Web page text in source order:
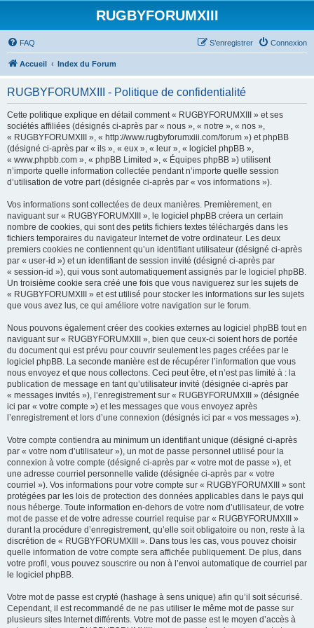
RUGBYFORUMXIII
FAQ Connexion
S’enregistrer
Accueil Index du Forum
RUGBYFORUMXIII - Politique de confidentialité
Cette politique explique en détail comment « RUGBYFORUMXIII » et ses
sociétés affiliées (désignés ci-après par « nous », « notre », « nos »,
« RUGBYFORUMXIII », « http://www.rugbyforumxiii.com/forum ») et phpBB
(désigné ci-après par « ils », « eux », « leur », « logiciel phpBB »,
« www.phpbb.com », « phpBB Limited », « Équipes phpBB ») utilisent
n’importe quelle information collectée pendant n’importe quelle session
d’utilisation de votre part (désignée ci-après par « vos informations »).
Vos informations sont collectées de deux manières. Premièrement, en
naviguant sur « RUGBYFORUMXIII », le logiciel phpBB créera un certain
nombre de cookies, qui sont des petits fichiers textes téléchargés dans les
fichiers temporaires du navigateur Internet de votre ordinateur. Les deux
premiers cookies ne contiennent qu’un identifiant utilisateur (désigné ci-après
par « user-id ») et un identifiant de session invité (désigné ci-après par
« session-id »), qui vous sont automatiquement assignés par le logiciel phpBB.
Un troisième cookie sera créé une fois que vous naviguerez sur les sujets de
« RUGBYFORUMXIII » et est utilisé pour stocker les informations sur les sujets
que vous avez lus, ce qui améliore votre navigation sur le forum.
Nous pouvons également créer des cookies externes au logiciel phpBB tout en
naviguant sur « RUGBYFORUMXIII », bien que ceux-ci soient hors de portée
du document qui est prévu pour couvrir seulement les pages créées par le
logiciel phpBB. La seconde manière est de récupérer l’information que vous
nous envoyez et que nous collectons. Ceci peut être, et n’est pas limité à : la
publication de message en tant qu’utilisateur invité (désignée ci-après par
« messages invités »), l’enregistrement sur « RUGBYFORUMXIII » (désignée
ici par « votre compte ») et les messages que vous envoyez après
l’enregistrement et lors d’une connexion (désignés ici par « vos messages »).
Votre compte contiendra au minimum un identifiant unique (désigné ci-après
par « votre nom d’utilisateur »), un mot de passe personnel utilisé pour la
connexion à votre compte (désigné ci-après par « votre mot de passe »), et
une adresse courriel personnelle valide (désignée ci-après par « votre
courriel »). Vos informations pour votre compte sur « RUGBYFORUMXIII » sont
protégées par les lois de protection des données applicables dans le pays qui
nous héberge. Toute information en-dehors de votre nom d’utilisateur, de votre
mot de passe et de votre adresse courriel requise par « RUGBYFORUMXIII »
durant la procédure d’enregistrement, qu’elle soit obligatoire ou non, reste à la
discrétion de « RUGBYFORUMXIII ». Dans tous les cas, vous pouvez choisir
quelle information de votre compte sera affichée publiquement. De plus, dans
votre profil, vous pouvez souscrire ou non à l’envoi automatique de courriel par
le logiciel phpBB.
Votre mot de passe est crypté (hashage à sens unique) afin qu’il soit sécurisé.
Cependant, il est recommandé de ne pas utiliser le même mot de passe sur
plusieurs sites Internet différents. Votre mot de passe est le moyen d’accès à